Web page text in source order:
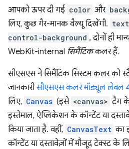
आपको ऊपर दी गई color और
लिए, कुछ गैर-मानक वैल्यू दिखेंगी. text
control-background , दोनों ही
WebKit-internal सिमैंटिककलर हैं.
सीएसएस ने सिमैंटिक सिस्टम कलर को
जानकारीसीएसएस कलर मॉड्यूल लेवल
लिए, Canvas (इसे <canvas> टैग के
इस्तेमाल, ऐप्लिकेशन के कॉन्टेंट या
किया जाता है. वहीं, CanvasText का
कॉन्टेंट या दस्तावेज़ों में मौजूद टेक्स्ट के